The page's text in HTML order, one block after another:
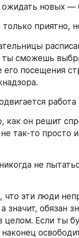
ожидать новых
приятно,
ты сможешь
посещения
работа
как он решит
так-то просто
не
что эти люди
значит, обязан
целом. Если ты